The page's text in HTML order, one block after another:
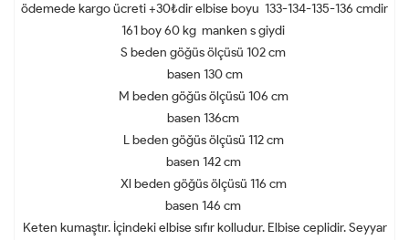
ödemede kargo ücreti +30₺dir elbise boyu 133-134-135-136 cmdir
161 boy 60 kg manken s giydi
S beden göğüs ölçüsü 102 cm
basen 130 cm
M beden göğüs ölçüsü 106 cm
basen 136cm
L beden göğüs ölçüsü 112 cm
basen 142 cm
Xl beden göğüs ölçüsü 116 cm
basen 146 cm
Keten kumaştır. İçindeki elbise sıfır kolludur. Elbise ceplidir. Seyyar